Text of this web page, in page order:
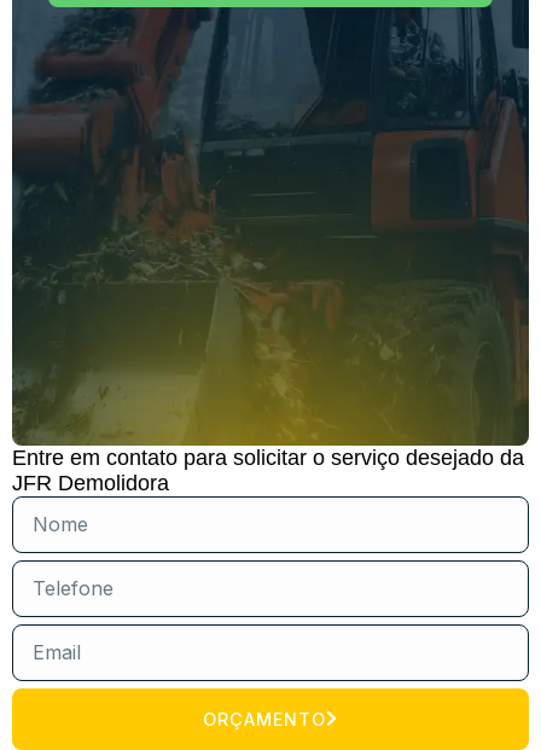
Entre em contato para solicitar o serviço desejado da
JFR Demolidora
ORÇAMENTO